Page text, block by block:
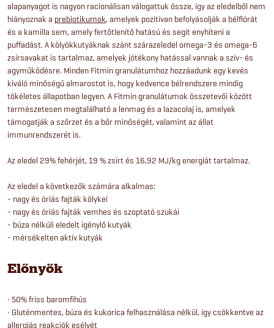
alapanyagot is nagyon racionálisan válogattuk össze, így az eledelből nem
hiányoznak a prebiotikumok, amelyek pozitívan befolyásolják a bélflórát
és a kamilla sem, amely fertőtlenítő hatású és segít enyhíteni a
puffadást. A kölyökkutyáknak szánt szárazeledel omega-3 és omega-6
zsírsavakat is tartalmaz, amelyek jótékony hatással vannak a szív- és
agyműködésre. Minden Fitmin granulátumhoz hozzáadunk egy kevés
kiváló minőségű almarostot is, hogy kedvence bélrendszere mindig
tökéletes állapotban legyen. A Fitmin granulátumok összetevői között
természetesen megtalálható a lenmag és a lazacolaj is, amelyek
támogatják a szőrzet és a bőr minőségét, valamint az állat
immunrendszerét is.
Az eledel 29% fehérjét, 19 % zsírt és 16,92 MJ/kg energiát tartalmaz.
Az eledel a következők számára alkalmas:
- nagy és óriás fajták kölykei
- nagy és óriás fajták vemhes és szoptató szukái
- búza nélküli eledelt igénylő kutyák
- mérsékelten aktív kutyák
Előnyök
• 50% friss baromfihús
• Gluténmentes, búza és kukorica felhasználása nélkül, így csökkentve az
allergiás reakciók esélyét